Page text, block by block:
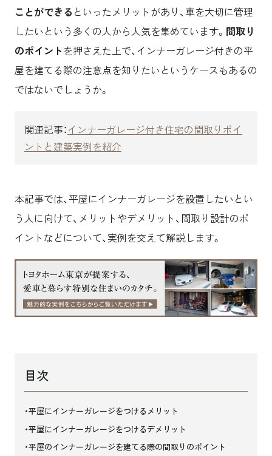
ことができる といったメリットがあり、車を大切に管理
したいという多くの人から人気を集めています。 間取り
のポイントを押さえた上で、インナーガレージ付きの平
屋を建てる際の注意点を知りたいというケースもあるの
ではないでしょうか。
関連記事：インナーガレージ付き住宅の間取りポイ
ントと建築実例を紹介
本記事では、平屋にインナーガレージを設置したいとい
う人に向けて、メリットやデメリット、間取り設計のポ
イントなどについて、実例を交えて解説します。
目次
平屋にインナーガレージをつけるメリット
平屋にインナーガレージをつけるデメリット
平屋のインナーガレージを建てる際の間取りのポイント